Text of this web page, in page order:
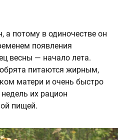
потому в одиночестве он
появления
весны — начало лета.
питаются жирным,
матери и очень быстро
их рацион
пищей.